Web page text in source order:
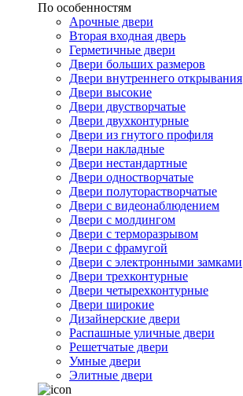
По особенностям
Арочные двери
Вторая входная дверь
Герметичные двери
Двери больших размеров
Двери внутреннего открывания
Двери высокие
Двери двустворчатые
Двери двухконтурные
Двери из гнутого профиля
Двери накладные
Двери нестандартные
Двери одностворчатые
Двери полуторастворчатые
Двери с видеонаблюдением
Двери с молдингом
Двери с терморазрывом
Двери с фрамугой
Двери с электронными замками
Двери трехконтурные
Двери четырехконтурные
Двери широкие
Дизайнерские двери
Распашные уличные двери
Решетчатые двери
Умные двери
Элитные двери